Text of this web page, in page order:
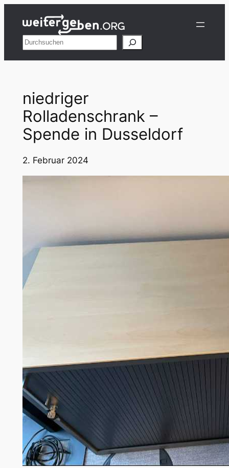
Inhalt
springenSuchen
niedriger
Rolladenschrank –
Spende in Dusseldorf
2. Februar 2024